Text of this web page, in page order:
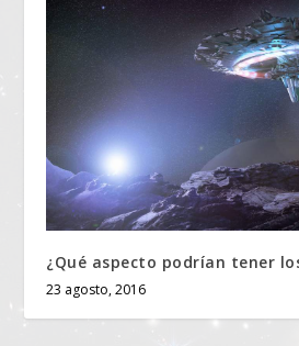
¿Qué aspecto podrían tener
23 agosto, 2016